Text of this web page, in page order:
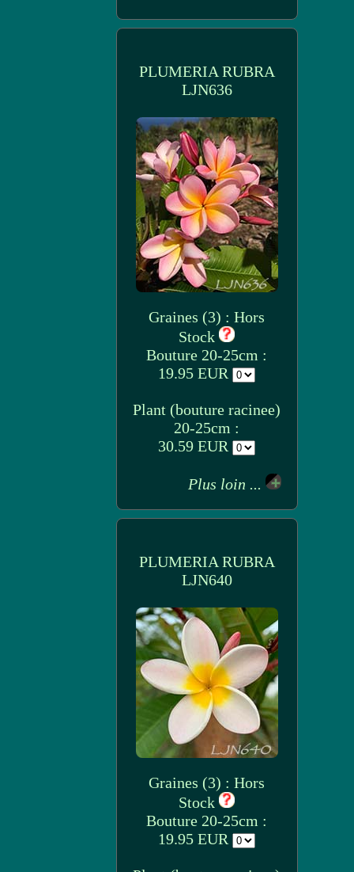
PLUMERIA RUBRA
LJN636
Graines (3) : Hors
Stock
Bouture 20-25cm :
19.95 EUR
Plant (bouture racinee)
20-25cm :
30.59 EUR
Plus loin ...
PLUMERIA RUBRA
LJN640
Graines (3) : Hors
Stock
Bouture 20-25cm :
19.95 EUR